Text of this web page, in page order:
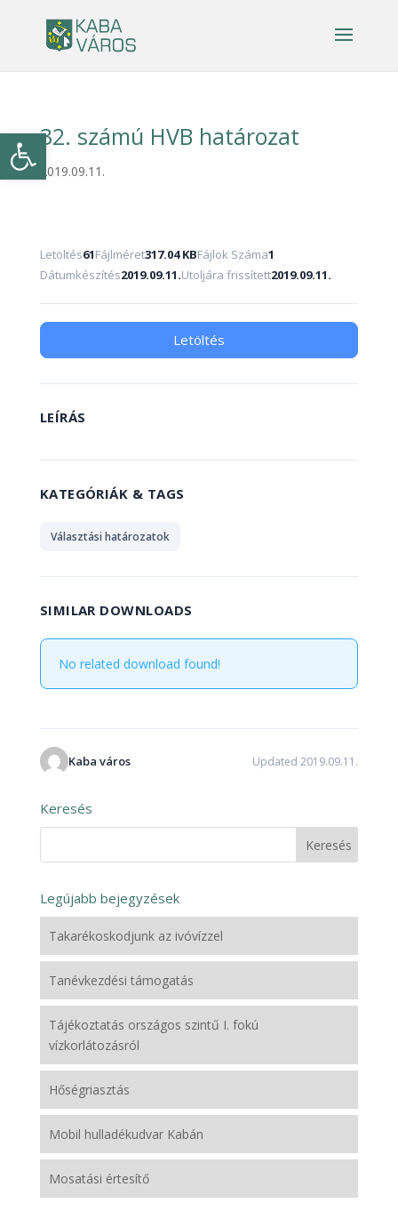
Eszköztár megnyitása
32. számú HVB határozat
2019.09.11.
Letöltés61Fájlméret317.04 KBFájlok Száma1
Dátumkészítés2019.09.11.Utoljára frissített2019.09.11.
Letöltés
LEÍRÁS
KATEGÓRIÁK & TAGS
Választási határozatok
SIMILAR DOWNLOADS
No related download found!
Kaba város Updated 2019.09.11.
Keresés
Legújabb bejegyzések
Takarékoskodjunk az ivóvízzel
Tanévkezdési támogatás
Tájékoztatás országos szintű I. fokú
vízkorlátozásról
Hőségriasztás
Mobil hulladékudvar Kabán
Mosatási értesítő